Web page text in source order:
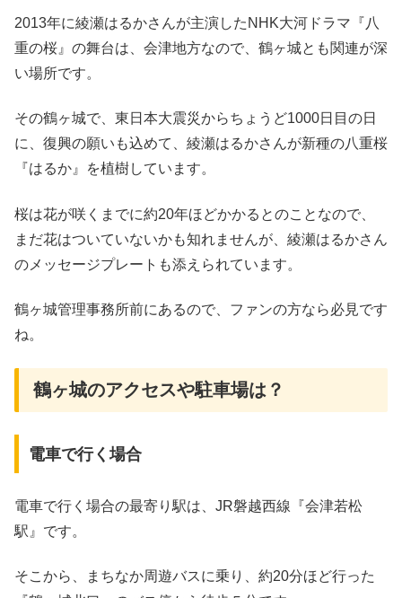
2013年に綾瀬はるかさんが主演したNHK大河ドラマ『八
重の桜』の舞台は、会津地方なので、鶴ヶ城とも関連が深
い場所です。
その鶴ヶ城で、東日本大震災からちょうど1000日目の日
に、復興の願いも込めて、綾瀬はるかさんが新種の八重桜
『はるか』を植樹しています。
桜は花が咲くまでに約20年ほどかかるとのことなので、
まだ花はついていないかも知れませんが、綾瀬はるかさん
のメッセージプレートも添えられています。
鶴ヶ城管理事務所前にあるので、ファンの方なら必見です
ね。
鶴ヶ城のアクセスや駐車場は？
電車で行く場合
電車で行く場合の最寄り駅は、JR磐越西線『会津若松
駅』です。
そこから、まちなか周遊バスに乗り、約20分ほど行った